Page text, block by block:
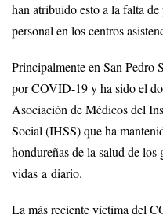
han atribuido esto a la falta
personal en los centros
Principalmente en San Pedro
por COVID-19 y ha sido el
Asociación de Médicos del
Social (IHSS) que ha
hondureñas de la salud de los
vidas a diario.
La más reciente víctima del